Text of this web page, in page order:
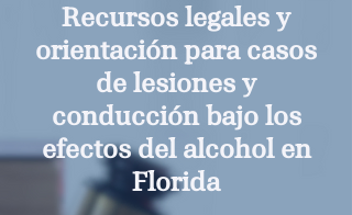
Recursos legales y
orientación para casos
de lesiones y
conducción bajo los
efectos del alcohol en
Florida